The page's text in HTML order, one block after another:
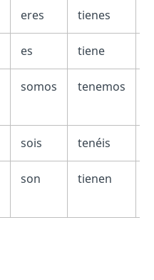
eres tienes
es tiene
somos tenemos
sois tenéis
son tienen